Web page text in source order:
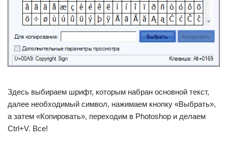
Здесь выбираем шрифт, которым набран основной текст,
далее необходимый символ, нажимаем кнопку «Выбрать»,
а затем «Копировать», переходим в Photoshop и делаем
Ctrl+V. Все!